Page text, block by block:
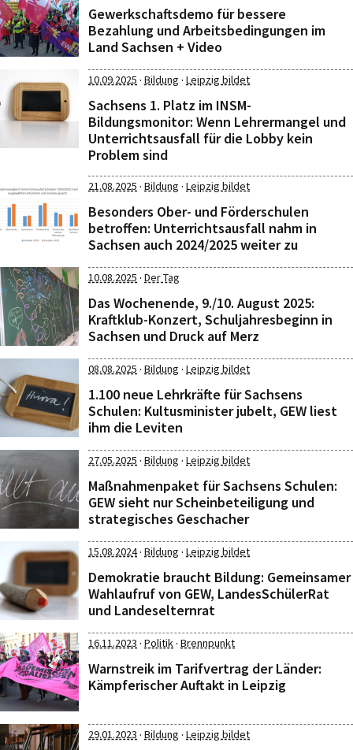
Gewerkschaftsdemo für bessere
Bezahlung und Arbeitsbedingungen im
Land Sachsen + Video
10.09.2025 · Bildung · Leipzig bildet
Sachsens 1. Platz im INSM-
Bildungsmonitor: Wenn Lehrermangel und
Unterrichtsausfall für die Lobby kein
Problem sind
21.08.2025 · Bildung · Leipzig bildet
Besonders Ober- und Förderschulen
betroffen: Unterrichtsausfall nahm in
Sachsen auch 2024/2025 weiter zu
10.08.2025 · Der Tag
Das Wochenende, 9./10. August 2025:
Kraftklub-Konzert, Schuljahresbeginn in
Sachsen und Druck auf Merz
08.08.2025 · Bildung · Leipzig bildet
1.100 neue Lehrkräfte für Sachsens
Schulen: Kultusminister jubelt, GEW liest
ihm die Leviten
27.05.2025 · Bildung · Leipzig bildet
Maßnahmenpaket für Sachsens Schulen:
GEW sieht nur Scheinbeteiligung und
strategisches Geschacher
15.08.2024· Bildung · Leipzig bildet
Demokratie braucht Bildung: Gemeinsamer
Wahlaufruf von GEW, LandesSchülerRat
und Landeselternrat
16.11.2023 · Politik· Brennpunkt
Warnstreik im Tarifvertrag der Länder:
Kämpferischer Auftakt in Leipzig
29.01.2023 · Bildung · Leipzig bildet